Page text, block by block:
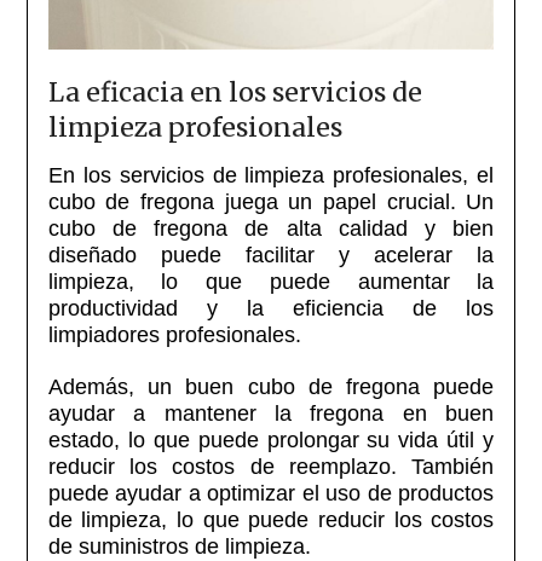
La eficacia en los servicios de
limpieza profesionales
En los servicios de limpieza profesionales, el
cubo de fregona juega un papel crucial. Un
cubo de fregona de alta calidad y bien
diseñado puede facilitar y acelerar la
limpieza, lo que puede aumentar la
productividad y la eficiencia de los
limpiadores profesionales.
Además, un buen cubo de fregona puede
ayudar a mantener la fregona en buen
estado, lo que puede prolongar su vida útil y
reducir los costos de reemplazo. También
puede ayudar a optimizar el uso de productos
de limpieza, lo que puede reducir los costos
de suministros de limpieza.